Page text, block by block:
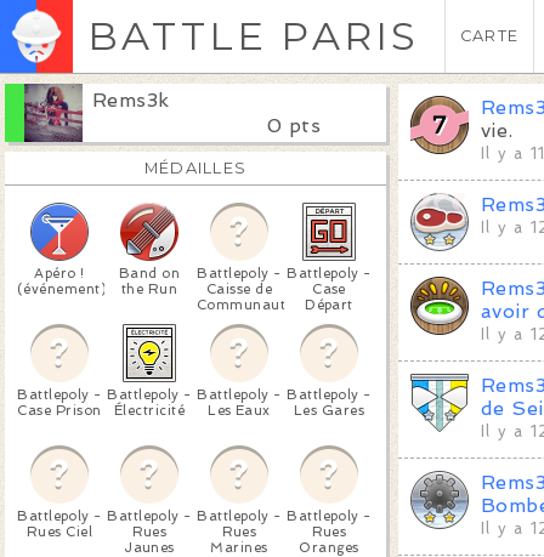
BATTLE PARIS CARTE
Rems3k
0 pts
MÉDAILLES
Apéro !
(événement)
Band on
the Run
Battlepoly -
Caisse de
Communauté
Battlepoly -
Case
Départ
Battlepoly -
Case Prison
Battlepoly -
Électricité
Battlepoly -
Les Eaux
Battlepoly -
Les Gares
Battlepoly -
Rues Ciel
Battlepoly -
Rues
Jaunes
Battlepoly -
Rues
Marines
Battlepoly -
Rues
Oranges
vie.
Il y a
Il y a
avoir
Il y a
de
Il y a
Il y a